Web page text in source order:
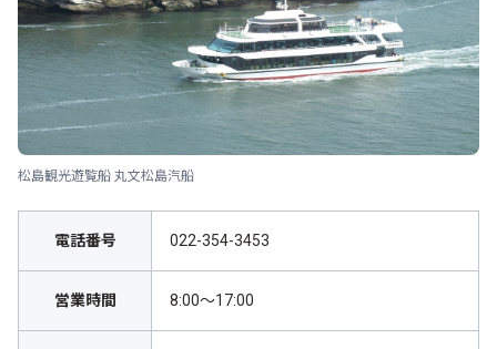
松島観光遊覧船 丸文松島汽船
電話番号 022-354-3453
営業時間 8:00～17:00